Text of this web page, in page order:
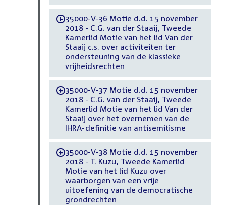
-35000-V-36 Motie d.d. 15 november
2018 - C.G. van der Staaij, Tweede
Kamerlid Motie van het lid Van der
Staaij c.s. over activiteiten ter
ondersteuning van de klassieke
vrijheidsrechten
-35000-V-37 Motie d.d. 15 november
2018 - C.G. van der Staaij, Tweede
Kamerlid Motie van het lid Van der
Staaij over het overnemen van de
IHRA-definitie van antisemitisme
-35000-V-38 Motie d.d. 15 november
2018 - T. Kuzu, Tweede Kamerlid
Motie van het lid Kuzu over
waarborgen van een vrije
uitoefening van de democratische
grondrechten